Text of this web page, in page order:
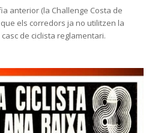
anterior (la Challenge Costa de
els corredors ja no utilitzen la
de ciclista reglamentari.